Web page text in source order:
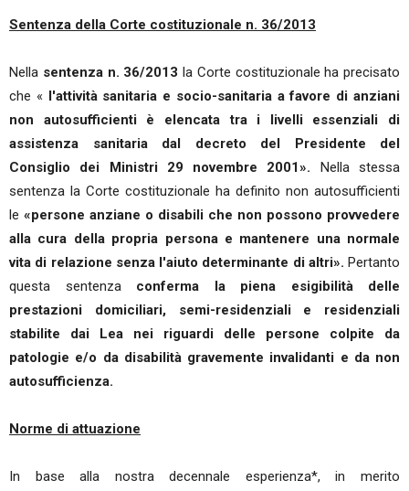
Sentenza della Corte costituzionale n. 36/2013
Nella sentenza n. 36/2013 la Corte costituzionale ha precisato
che « l'attività sanitaria e socio-sanitaria a favore di anziani
non autosufficienti è elencata tra i livelli essenziali di
assistenza sanitaria dal decreto del Presidente del
Consiglio dei Ministri 29 novembre 2001». Nella stessa
sentenza la Corte costituzionale ha definito non autosufficienti
le «persone anziane o disabili che non possono provvedere
alla cura della propria persona e mantenere una normale
vita di relazione senza l'aiuto determinante di altri». Pertanto
questa sentenza conferma la piena esigibilità delle
prestazioni domiciliari, semi-residenziali e residenziali
stabilite dai Lea nei riguardi delle persone colpite da
patologie e/o da disabilità gravemente invalidanti e da non
autosufficienza.
Norme di attuazione
In base alla nostra decennale esperienza*, in merito